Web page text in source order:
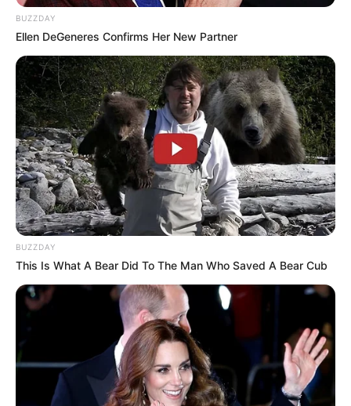
BUZZDAY
Ellen DeGeneres Confirms Her New Partner
BUZZDAY
This Is What A Bear Did To The Man Who Saved A Bear Cub